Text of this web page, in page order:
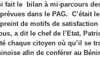
fait le bilan à mi-parcours
dans le PAG. C’était
de motifs de
a dit le chef de l’Etat,
chaque citoyen où qu’il se
afin de conférer au